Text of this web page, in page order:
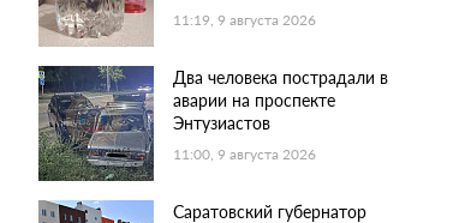
11:19, 9 августа 2026
Два человека пострадали в
аварии на проспекте
Энтузиастов
11:00, 9 августа 2026
Саратовский губернатор